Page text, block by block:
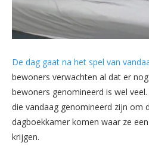
De dag gaat na het spel van
bewoners verwachten al dat er
bewoners genomineerd is wel
die vandaag genomineerd zijn om
dagboekkamer komen waar ze
krijgen.